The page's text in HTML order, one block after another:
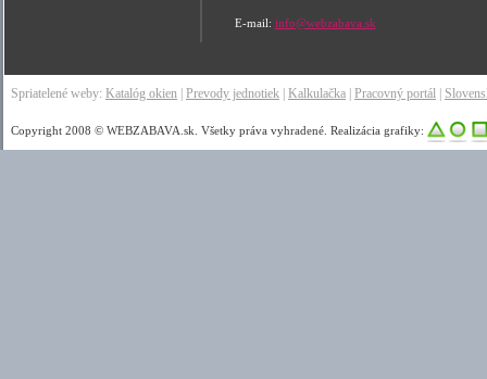
E-mail: info@webzabava.sk
Spriatelené weby: Katalóg okien Prevody jednotiek Kalkulačka Pracovný portál
Copyright 2008 © WEBZABAVA.sk. Všetky práva vyhradené. Realizácia grafiky: